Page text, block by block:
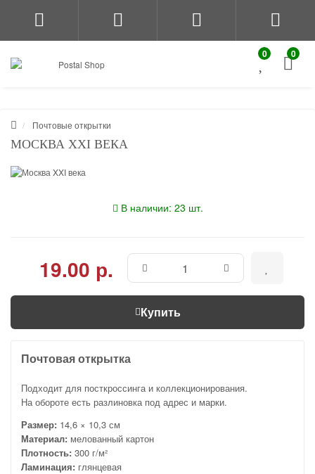
0 0
Почтовые открытки
МОСКВА XXI ВЕКА
В наличии: 23 шт.
19.00 р.
Купить
Почтовая открытка
Подходит для посткроссинга и коллекционирования.
На обороте есть разлиновка под адрес и марки.
Размер: 14,6 × 10,3 см
Материал: мелованный картон
Плотность: 300 г/м²
Ламинация: глянцевая